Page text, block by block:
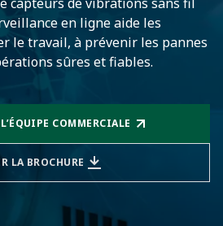
en ligne aide les
le travail, à prévenir les pannes
sûres et fiables.
COMMERCIALE
LA BROCHURE